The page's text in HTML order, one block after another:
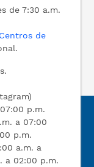
de 7:30 a.m.
Centros de
p.m.
a 07:00
p.m.
a.m. a
a 02:00 p.m.